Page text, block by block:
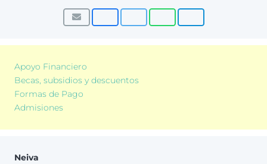
Apoyo Financiero
Becas, subsidios y descuentos
Formas de Pago
Admisiones
Neiva